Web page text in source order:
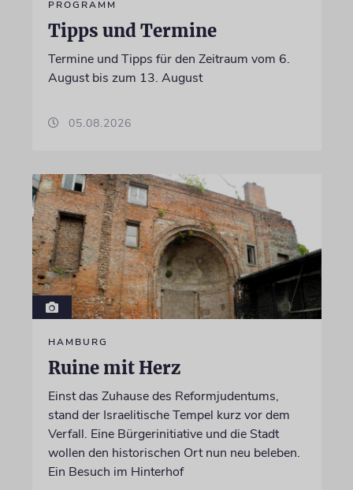
PROGRAMM
Tipps und Termine
Termine und Tipps für den Zeitraum vom 6.
August bis zum 13. August
05.08.2026
HAMBURG
Ruine mit Herz
Einst das Zuhause des Reformjudentums,
stand der Israelitische Tempel kurz vor dem
Verfall. Eine Bürgerinitiative und die Stadt
wollen den historischen Ort nun neu beleben.
Ein Besuch im Hinterhof